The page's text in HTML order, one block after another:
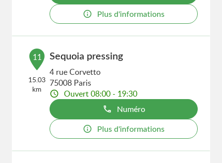
Plus d'informations
11
15.03
km
Sequoia pressing
4 rue Corvetto
75008 Paris
Ouvert 08:00 - 19:30
Numéro
Plus d'informations